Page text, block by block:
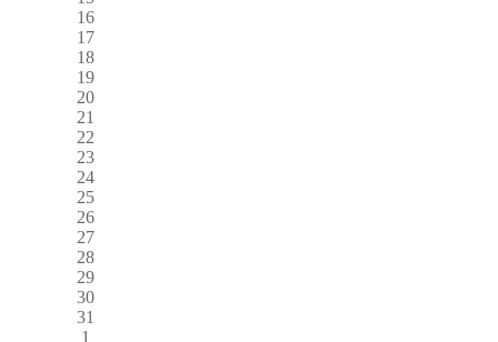
16
17
18
19
20
21
22
23
24
25
26
27
28
29
30
31
1